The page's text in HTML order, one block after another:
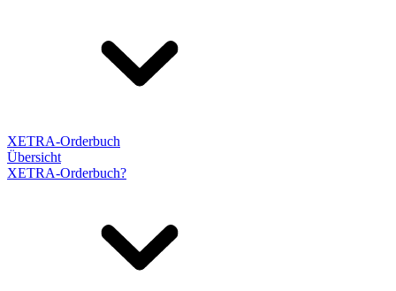
XETRA-Orderbuch
Übersicht
XETRA-Orderbuch?